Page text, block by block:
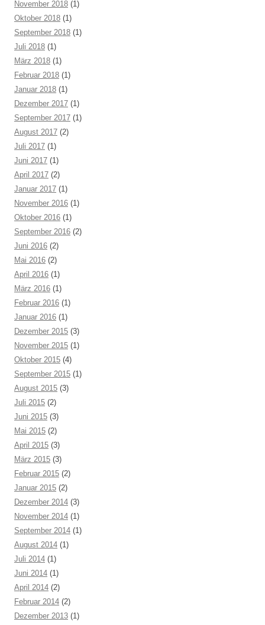
November 2018 (1)
Oktober 2018 (1)
September 2018 (1)
Juli 2018 (1)
März 2018 (1)
Februar 2018 (1)
Januar 2018 (1)
Dezember 2017 (1)
September 2017 (1)
August 2017 (2)
Juli 2017 (1)
Juni 2017 (1)
April 2017 (2)
Januar 2017 (1)
November 2016 (1)
Oktober 2016 (1)
September 2016 (2)
Juni 2016 (2)
Mai 2016 (2)
April 2016 (1)
März 2016 (1)
Februar 2016 (1)
Januar 2016 (1)
Dezember 2015 (3)
November 2015 (1)
Oktober 2015 (4)
September 2015 (1)
August 2015 (3)
Juli 2015 (2)
Juni 2015 (3)
Mai 2015 (2)
April 2015 (3)
März 2015 (3)
Februar 2015 (2)
Januar 2015 (2)
Dezember 2014 (3)
November 2014 (1)
September 2014 (1)
August 2014 (1)
Juli 2014 (1)
Juni 2014 (1)
April 2014 (2)
Februar 2014 (2)
Dezember 2013 (1)